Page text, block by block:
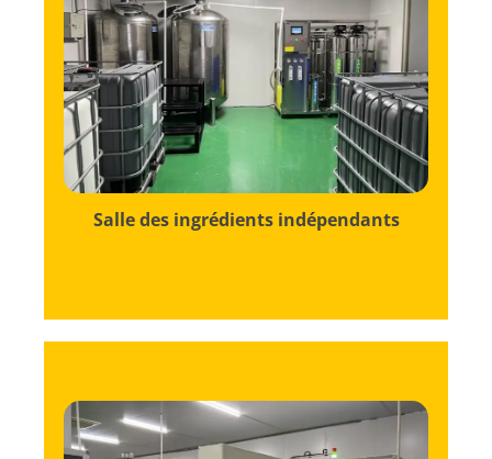
Salle des ingrédients indépendants
Isolée du principal stockage des matières
premières, cette salle garantit que certains
composants conservent leur pureté et leur
puissance.